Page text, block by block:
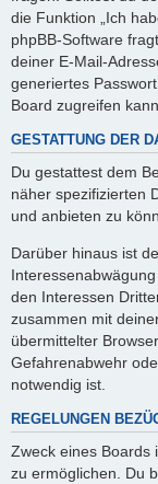
die Funktion „Ich
phpBB-Software
deiner E-Mail-
generiertes
Board zugreifen
GESTATTUNG DER
Du gestattest dem
näher spezifizierten
und anbieten zu
Darüber hinaus ist
den Interessen
zusammen mit
übermittelter
Gefahrenabwehr
notwendig ist.
REGELUNGEN
Zweck eines Boards
zu ermöglichen. Du